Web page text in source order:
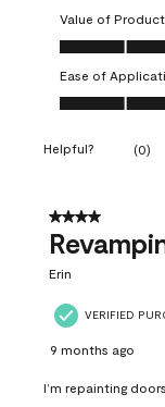
Value of Product
Value of
Ease of
Ease of
Helpful? (0)
4 out of 5 stars.
Erin
VERIFIED
9 months ago
I’m repainting